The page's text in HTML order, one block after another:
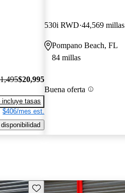
$20,995
incluye tasas
$406/mes est.
530i RWD 44,569 millas
Pompano Beach, FL
84 millas
Buena oferta
Guarda este Aviso